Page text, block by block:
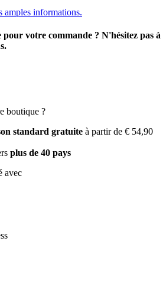
amples informations.
pour votre commande ? N'hésitez pas à
boutique ?
standard gratuite à partir de € 54,90
plus de 40 pays
avec